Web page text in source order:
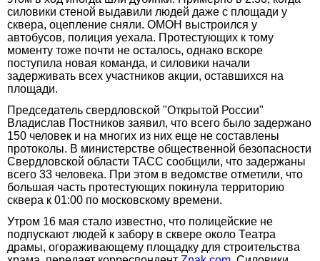
силовики стеной выдавили людей даже с площади у
сквера, оцепление сняли. ОМОН выстроился у
автобусов, полиция уехала. Протестующих к тому
моменту тоже почти не осталось, однако вскоре
поступила новая команда, и силовики начали
задерживать всех участников акции, оставшихся на
площади.
Председатель свердловской "Открытой России"
Владислав Постников заявил, что всего было задержано
150 человек и на многих из них еще не составлены
протоколы. В министерстве общественной безопасности
Свердловской области ТАСС сообщили, что задержаны
всего 33 человека. При этом в ведомстве отметили, что
большая часть протестующих покинула территорию
сквера к 01:00 по московскому времени.
Утром 16 мая стало известно, что полицейские не
подпускают людей к забору в сквере около Театра
драмы, огораживающему площадку для строительства